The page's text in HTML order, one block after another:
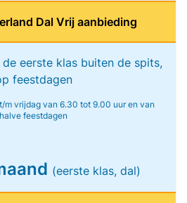
Dal Vrij aanbieding
eerste klas buiten de spits,
feestdagen
m vrijdag van 6.30 tot 9.00 uur en van
feestdagen
(eerste klas, dal)